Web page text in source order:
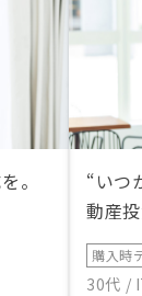
。
“いつ
動産
購入時
30代 /